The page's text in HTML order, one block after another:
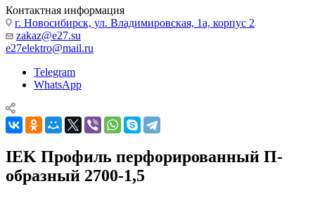
Контактная информация
г. Новосибирск, ул. Владимировская, 1а, корпус 2
zakaz@e27.su
e27elektro@mail.ru
Telegram
WhatsApp
IEK Профиль перфорированный П-
образный 2700-1,5